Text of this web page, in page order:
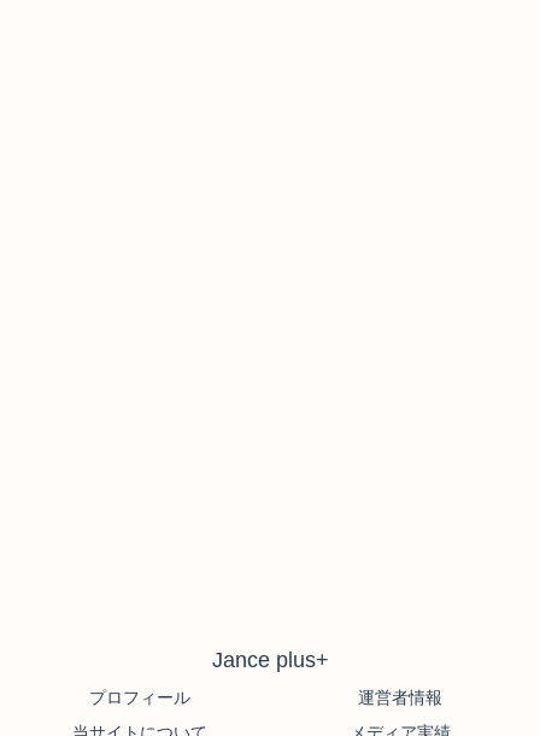
Jance plus+
プロフィール
運営者情報
当サイトについて
メディア実績